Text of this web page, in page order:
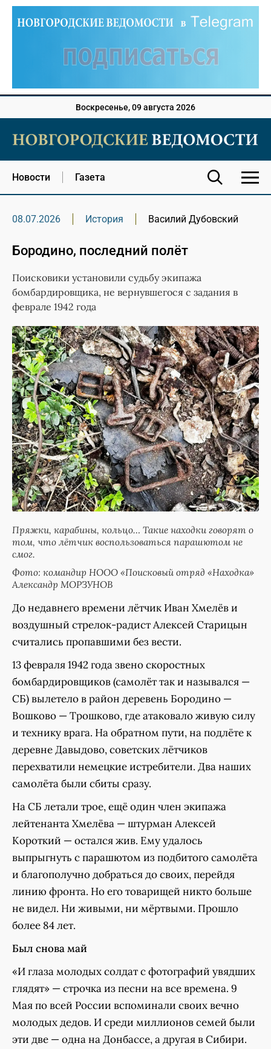
Воскресенье, 09 августа 2026
Новости Газета
08.07.2026 История Василий Дубовский
Бородино, последний полёт
Поисковики установили судьбу экипажа
бомбардировщика, не вернувшегося с задания в
феврале 1942 года
Пряжки, карабины, кольцо… Такие находки говорят о
том, что лётчик воспользоваться парашютом не
смог.
Фото: командир НООО «Поисковый отряд «Находка»
Александр МОРЗУНОВ
До недавнего времени лётчик Иван Хмелёв и
воздушный стрелок-радист Алексей Старицын
считались пропавшими без вести.
13 февраля 1942 года звено скоростных
бомбардировщиков (самолёт так и назывался —
СБ) вылетело в район деревень Бородино —
Вошково — Трошково, где атаковало живую силу
и технику врага. На обратном пути, на подлёте к
деревне Давыдово, советских лётчиков
перехватили немецкие истребители. Два наших
самолёта были сбиты сразу.
На СБ летали трое, ещё один член экипажа
лейтенанта Хмелёва — штурман Алексей
Короткий — остался жив. Ему удалось
выпрыгнуть с парашютом из подбитого самолёта
и благополучно добраться до своих, перейдя
линию фронта. Но его товарищей никто больше
не видел. Ни живыми, ни мёртвыми. Прошло
более 84 лет.
Был снова май
«И глаза молодых солдат с фотографий увядших
глядят» — строчка из песни на все времена. 9
Мая по всей России вспоминали своих вечно
молодых дедов. И среди миллионов семей были
эти две — одна на Донбассе, а другая в Сибири.